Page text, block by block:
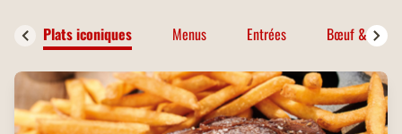
Plats iconiques Menus Entrées Bœuf & Bison